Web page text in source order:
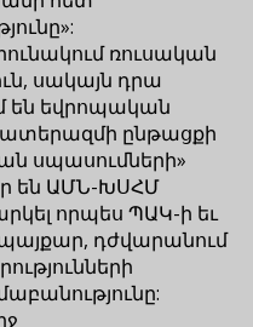
ռուսական
սակայն դրա
են եվրոպական
ընթացքի
սպասումների»
են ԱՄՆ-ԽՍՀՄ
որպես ՊԱԿ-ի եւ
դժվարանում